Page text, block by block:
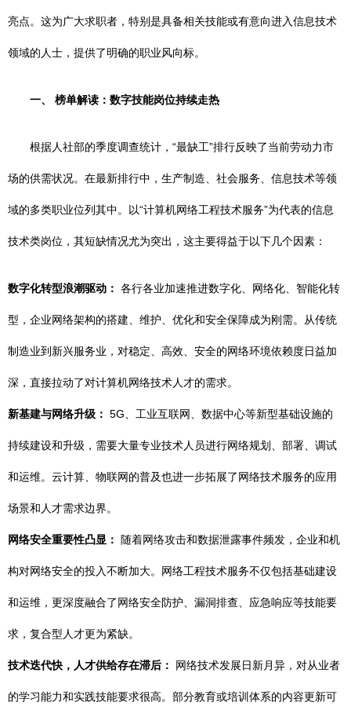
亮点。这为广大求职者，特别是具备相关技能或有意向进入信息技术
领域的人士，提供了明确的职业风向标。
一、 榜单解读：数字技能岗位持续走热
根据人社部的季度调查统计，“最缺工”排行反映了当前劳动力市
场的供需状况。在最新排行中，生产制造、社会服务、信息技术等领
域的多类职业位列其中。以“计算机网络工程技术服务”为代表的信息
技术类岗位，其短缺情况尤为突出，这主要得益于以下几个因素：
数字化转型浪潮驱动： 各行各业加速推进数字化、网络化、智能化转
型，企业网络架构的搭建、维护、优化和安全保障成为刚需。从传统
制造业到新兴服务业，对稳定、高效、安全的网络环境依赖度日益加
深，直接拉动了对计算机网络技术人才的需求。
新基建与网络升级： 5G、工业互联网、数据中心等新型基础设施的
持续建设和升级，需要大量专业技术人员进行网络规划、部署、调试
和运维。云计算、物联网的普及也进一步拓展了网络技术服务的应用
场景和人才需求边界。
网络安全重要性凸显： 随着网络攻击和数据泄露事件频发，企业和机
构对网络安全的投入不断加大。网络工程技术服务不仅包括基础建设
和运维，更深度融合了网络安全防护、漏洞排查、应急响应等技能要
求，复合型人才更为紧缺。
技术迭代快，人才供给存在滞后： 网络技术发展日新月异，对从业者
的学习能力和实践技能要求很高。部分教育或培训体系的内容更新可